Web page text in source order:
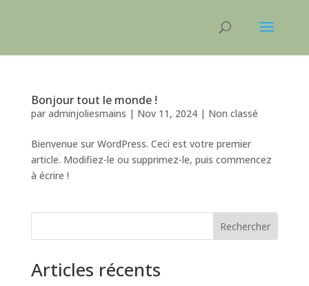
Bonjour tout le monde !
par adminjoliesmains | Nov 11, 2024| Non classé
Bienvenue sur WordPress. Ceci est votre premier
article. Modifiez-le ou supprimez-le, puis commencez
à écrire !
Rechercher
Articles récents